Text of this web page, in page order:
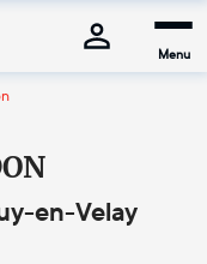
Menu
en-Velay